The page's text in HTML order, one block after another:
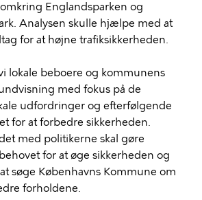
Englandsparken og
Analysen skulle hjælpe med at
for at højne trafiksikkerheden.
lokale beboere og kommunens
med fokus på de
udfordringer og efterfølgende
for at forbedre sikkerheden.
med politikerne skal gøre
for at øge sikkerheden og
søge Københavns Kommune om
forholdene.